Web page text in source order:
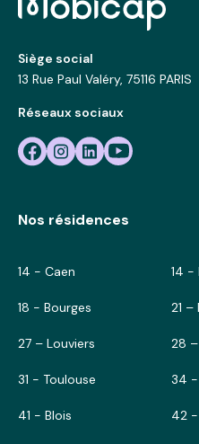
Siège social
13 Rue Paul Valéry, 75116 PARIS
Réseaux sociaux
Nos résidences
14 - Caen 14 -
18 - Bourges 21 –
27 – Louviers 28
31 - Toulouse 34 -
41 - Blois 42 -